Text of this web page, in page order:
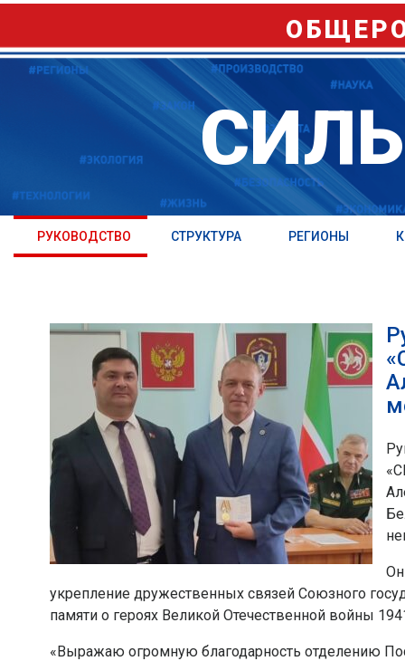
РУКОВОДСТВО СТРУКТУРА РЕГИОНЫ
укрепление дружественных связей Союзного
памяти о героях Великой Отечественной войны
«Выражаю огромную благодарность отделению